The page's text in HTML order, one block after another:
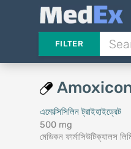
FILTER
এমোক্সিসিলিন ট্রাইহাইড্রেট
500 mg
মেডিকন ফার্মাসিউটিক্যালস